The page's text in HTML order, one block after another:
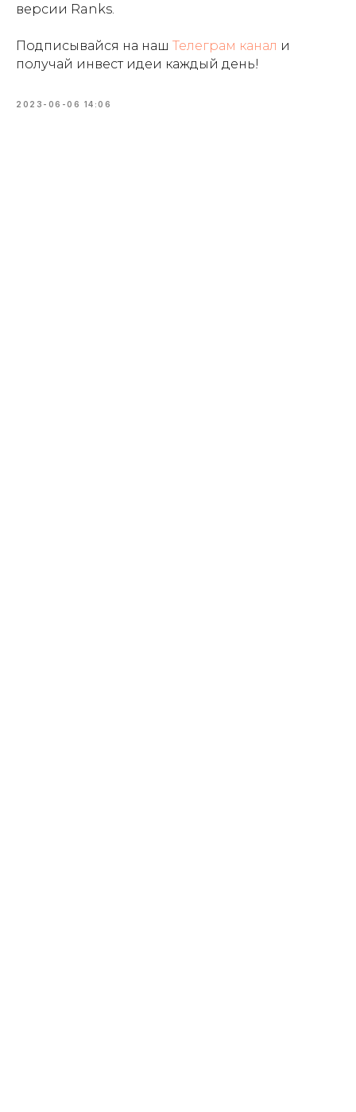
версии Ranks.
Подписывайся на наш Телеграм канал и
получай инвест идеи каждый день!
2023-06-06 14:06